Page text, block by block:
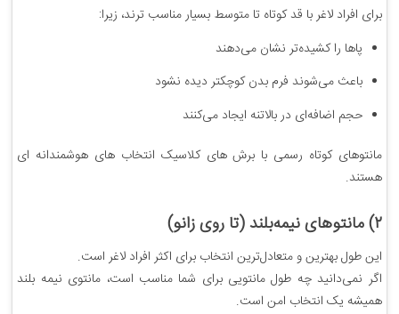
برای افراد لاغر با قد کوتاه تا متوسط بسیار مناسب ترند، زیرا:
پاها را کشیده‌تر نشان می‌دهند
باعث می‌شوند فرم بدن کوچکتر دیده نشود
حجم اضافه‌ای در بالاتنه ایجاد می‌کنند
مانتوهای کوتاه رسمی با برش های کلاسیک انتخاب های هوشمندانه ای
هستند.
۲) مانتوهای نیمه‌بلند (تا روی زانو)
این طول بهترین و متعادل‌ترین انتخاب برای اکثر افراد لاغر است.
اگر نمی‌دانید چه طول مانتویی برای شما مناسب است، مانتوی نیمه بلند
همیشه یک انتخاب امن است.